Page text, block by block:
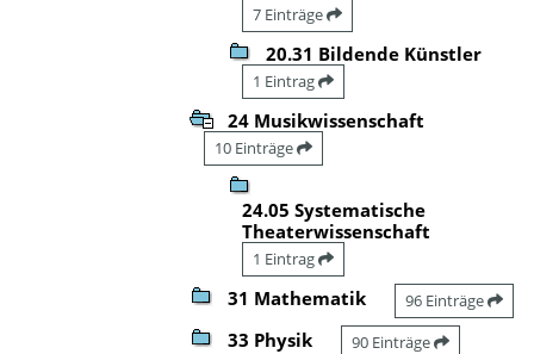
7 Einträge
20.31 Bildende Künstler
1 Eintrag
24 Musikwissenschaft
10 Einträge
24.05 Systematische
Theaterwissenschaft
1 Eintrag
31 Mathematik 96 Einträge
33 Physik 90 Einträge